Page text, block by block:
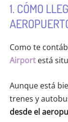
1. CÓMO
Como te
Airport está
Aunque está
trenes y
desde el